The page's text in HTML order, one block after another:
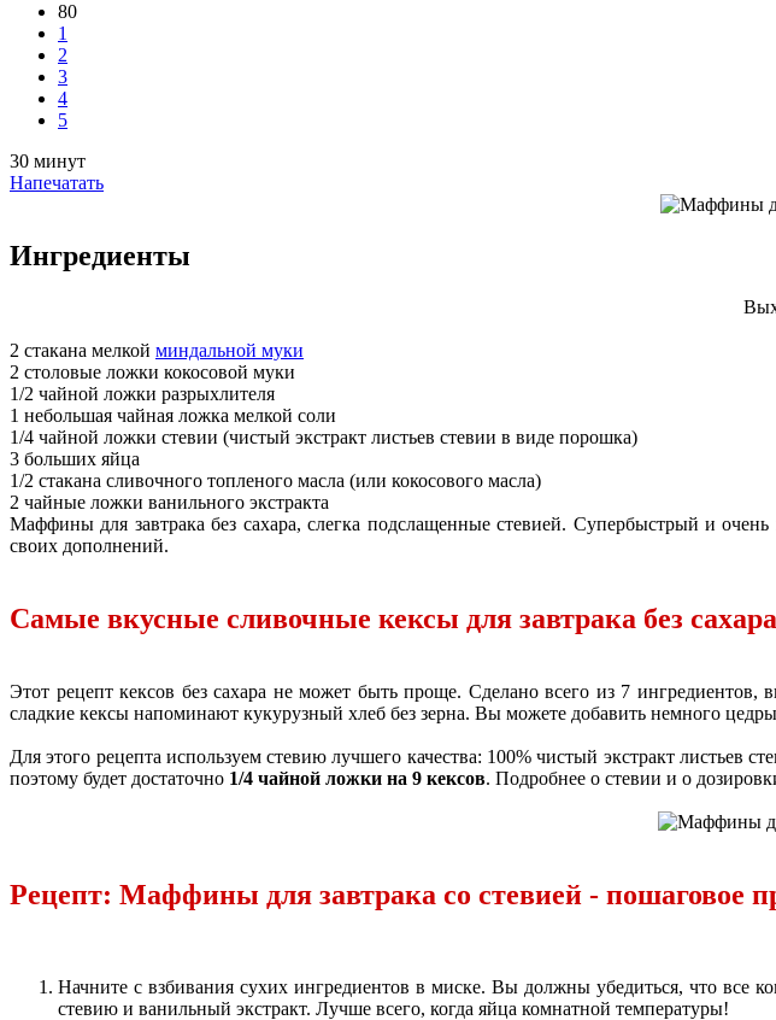
80
1
2
3
4
5
30 минут
Напечатать
Ингредиенты
2 стакана мелкой миндальной муки
2 столовые ложки кокосовой муки
1/2 чайной ложки разрыхлителя
1 небольшая чайная ложка мелкой соли
1/4 чайной ложки стевии (чистый экстракт листьев стевии в виде порошка)
3 больших яйца
1/2 стакана сливочного топленого масла (или кокосового масла)
2 чайные ложки ванильного экстракта
Маффины для завтрака без сахара, слегка подслащенные стевией. Супербыстрый и
своих дополнений.
Самые вкусные сливочные кексы для завтрака без сахара
Этот рецепт кексов без сахара не может быть проще. Сделано всего из 7
сладкие кексы напоминают кукурузный хлеб без зерна. Вы можете добавить немного
Для этого рецепта используем стевию лучшего качества: 100% чистый экстракт листьев
поэтому будет достаточно 1/4 чайной ложки на 9 кексов. Подробнее о стевии и о
Рецепт: Маффины для завтрака со стевией - пошаговое
Начните с взбивания сухих ингредиентов в миске. Вы должны убедиться, что все
стевию и ванильный экстракт. Лучше всего, когда яйца комнатной температуры!